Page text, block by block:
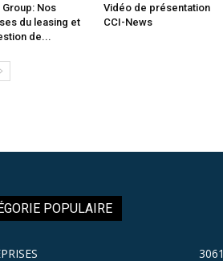
Group: Nos
du leasing et
de...
Vidéo de présentation
CCI-News
POPULAIRE
3061